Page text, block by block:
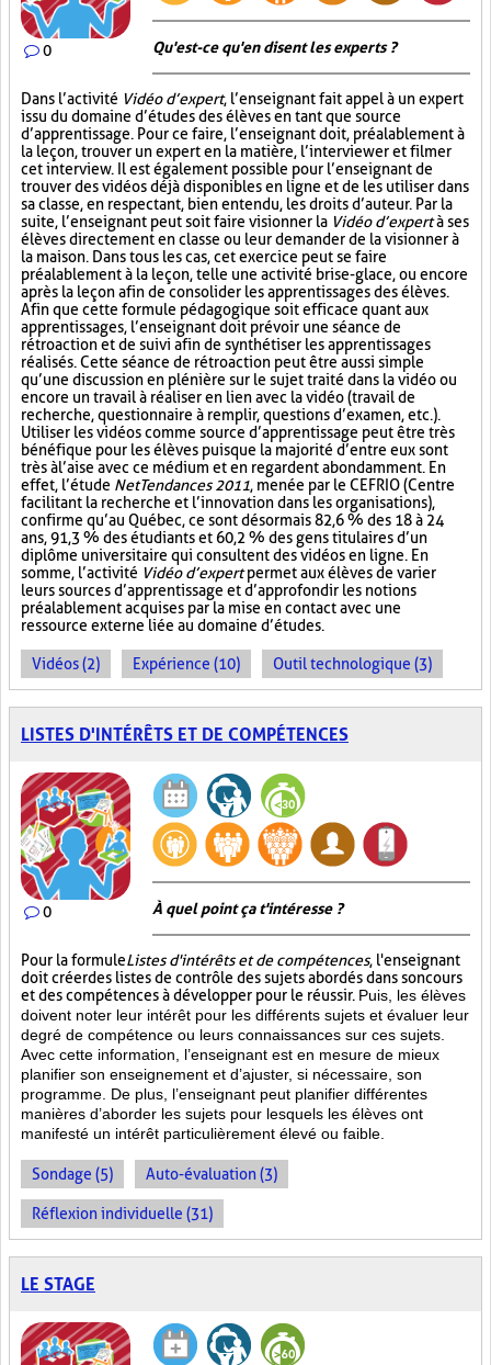
0 Qu'est-ce qu'en disent les experts ?
Dans l’activité Vidéo d’expert, l’enseignant fait appel à un expert
issu du domaine d’études des élèves en tant que source
d’apprentissage. Pour ce faire, l’enseignant doit, préalablement à
la leçon, trouver un expert en la matière, l’interviewer et filmer
cet interview. Il est également possible pour l’enseignant de
trouver des vidéos déjà disponibles en ligne et de les utiliser dans
sa classe, en respectant, bien entendu, les droits d’auteur. Par la
suite, l’enseignant peut soit faire visionner la Vidéo d’expertà ses
élèves directement en classe ou leur demander de la visionner à
la maison. Dans tous les cas, cet exercice peut se faire
préalablement à la leçon, telle une activité brise-glace, ou encore
après la leçon afin de consolider les apprentissages des élèves.
Afin que cette formule pédagogique soit efficace quant aux
apprentissages, l’enseignant doit prévoir une séance de
rétroaction et de suivi afin de synthétiser les apprentissages
réalisés. Cette séance de rétroaction peut être aussi simple
qu’une discussion en plénière sur le sujet traité dans la vidéo ou
encore un travail à réaliser en lien avec la vidéo (travail de
recherche, questionnaire à remplir, questions d’examen, etc.).
Utiliser les vidéos comme source d’apprentissage peut être très
bénéfique pour les élèves puisque la majorité d’entre eux sont
très à l’aise avec ce médium et en regardent abondamment. En
effet, l’étude NetTendances 2011, menée par le CEFRIO (Centre
facilitant la recherche et l’innovation dans les organisations),
confirme qu’au Québec, ce sont désormais 82,6 % des 18 à 24
ans, 91,3 % des étudiants et 60,2 % des gens titulaires d’un
diplôme universitaire qui consultent des vidéos en ligne. En
somme, l’activité Vidéo d’expertpermet aux élèves de varier
leurs sources d’apprentissage et d’approfondir les notions
préalablement acquises par la mise en contact avec une
ressource externe liée au domaine d’études.
Vidéos (2) Expérience (10) Outil technologique (3)
LISTES D'INTÉRÊTS ET DE COMPÉTENCES
0 À quel point ça t'intéresse ?
Pour la formuleListes d'intérêts et de compétences, l'enseignant
doit créer des listes de contrôle des sujets abordés dans son cours
et des compétences à développer pour le réussir. Puis, les élèves
doivent noter leur intérêt pour les différents sujets et évaluer leur
degré de compétence ou leurs connaissances sur ces sujets.
Avec cette information, l’enseignant est en mesure de mieux
planifier son enseignement et d’ajuster, si nécessaire, son
programme. De plus, l’enseignant peut planifier différentes
manières d’aborder les sujets pour lesquels les élèves ont
manifesté un intérêt particulièrement élevé ou faible.
Sondage (5) Auto-évaluation (3)
Réflexion individuelle (31)
LE STAGE